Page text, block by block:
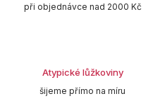
při objednávce nad 2000 Kč
Atypické lůžkoviny
šijeme přímo na míru